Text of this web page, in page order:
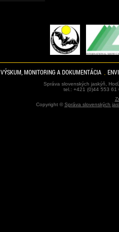
VÝSKUM, MONITORING A DOKUMENTÁCIA
Správa slovenských jaskýň,
tel.: +421 (0)44 553
Copyright ©Správa slovenských